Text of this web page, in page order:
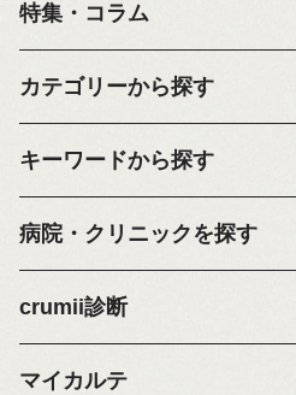
特集・コラム
カテゴリーから探す
キーワードから探す
病院・クリニックを探す
crumii診断
マイカルテ